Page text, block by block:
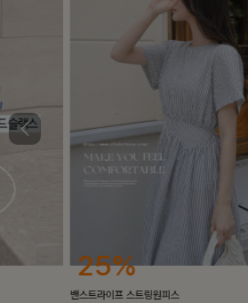
25%
밴스트라이프 스트링원피스